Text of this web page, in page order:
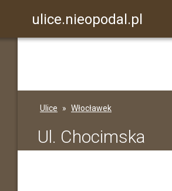
ulice.nieopodal.pl
Ulice Włocławek
Ul. Chocimska